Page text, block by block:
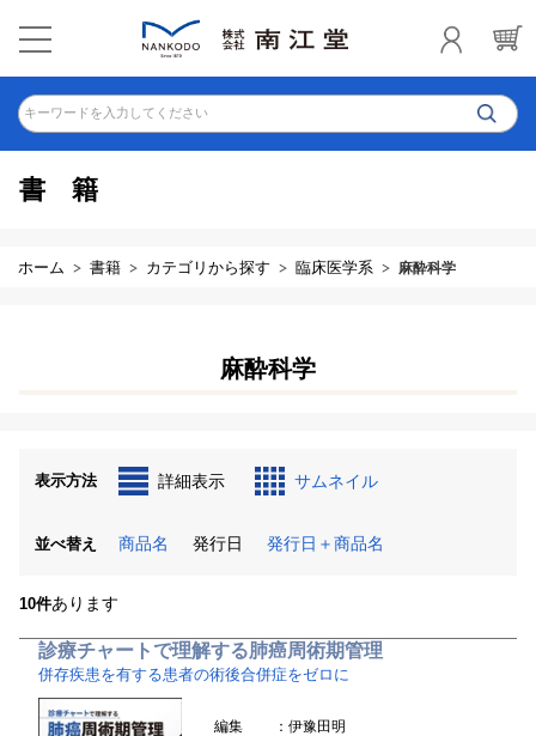
キーワードを入力してください
書籍
ホーム 書籍 カテゴリから探す 臨床医学系 麻酔科学
麻酔科学
表示方法 詳細表示 サムネイル
並べ替え 商品名 発行日 発行日＋商品名
10件あります
診療チャートで理解する肺癌周術期管理
併存疾患を有する患者の術後合併症をゼロに
編集
：伊豫田明